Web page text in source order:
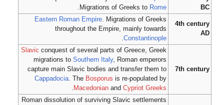
BC
Migrations of Greeks to Rome
4th century
AD
Eastern Roman Empire . Migrations of Greeks
throughout the Empire, mainly towards
Constantinople
.
7th century
Slavic conquest of several parts of Greece, Greek
migrations toSouthern Italy, Roman emperors
capture main Slavic bodies and transfer them to
Cappadocia . The Bosporus is re-populated by
Macedonian andCypriot Greeks
Roman dissolution of surviving Slavic settlements